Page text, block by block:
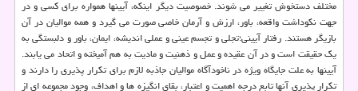
مختلف دستخوش تغییر می شوند. خصوصیت دیگر اینكه، آیینها همواره برای كسی و در
جهت نكوداشت واقعه، باور، ارزش و آرمان خاصی صورت می گیرد و همه موالیان در آن
بازیگر هستند. رفتار آیینی؛تجلی و تجسم عینی و عملی اندیشه، ایمان، باور و دلبستگی به
یك حقیقت است و در آن عقیده و عمل و ذهنیت و مادیت به هم آمیخته و اتحاد می یابند.
آیینها به علت جایگاه ویژه در ناخودآگاه موالیان جاذبه لازم برای تكرار پذیری را دارند و
تكرار پذیری آنها تابع درجه اهمیت و اعتبار، بقای انگیزه ها و اهداف، وجود مجموعه ای از